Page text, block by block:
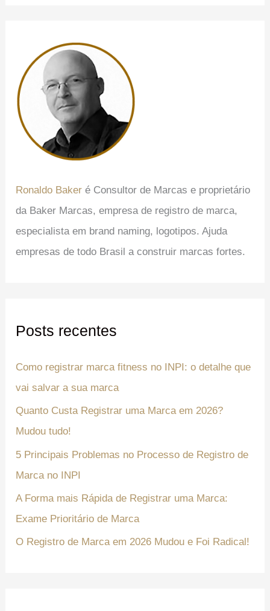
a
r
Ronaldo Baker é Consultor de Marcas e proprietário
da Baker Marcas, empresa de registro de marca,
especialista em brand naming, logotipos. Ajuda
empresas de todo Brasil a construir marcas fortes.
Posts recentes
Como registrar marca fitness no INPI: o detalhe que
vai salvar a sua marca
Quanto Custa Registrar uma Marca em 2026?
Mudou tudo!
5 Principais Problemas no Processo de Registro de
Marca no INPI
A Forma mais Rápida de Registrar uma Marca:
Exame Prioritário de Marca
O Registro de Marca em 2026 Mudou e Foi Radical!